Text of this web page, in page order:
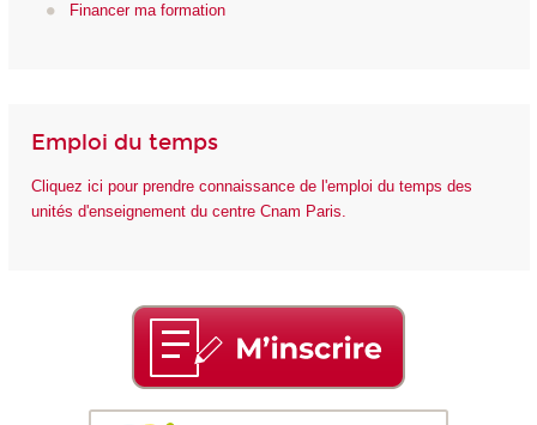
Financer ma formation
Emploi du temps
Cliquez ici pour prendre connaissance de l'emploi du temps des
unités d'enseignement du centre Cnam Paris.